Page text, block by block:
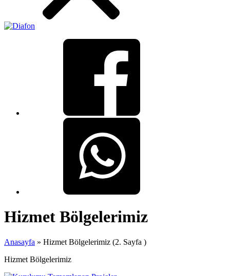
Hizmet Bölgelerimiz
Anasayfa » Hizmet Bölgelerimiz (2. Sayfa )
Hizmet Bölgelerimiz